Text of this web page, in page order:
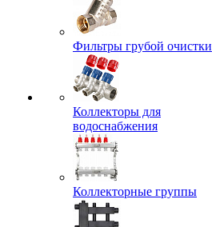
Фильтры грубой очистки
Коллекторы для
водоснабжения
Коллекторные группы